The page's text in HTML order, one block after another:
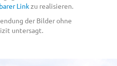
Linkzu realisieren.
der Bilder ohne
untersagt.